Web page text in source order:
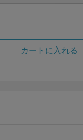
カートに入れる